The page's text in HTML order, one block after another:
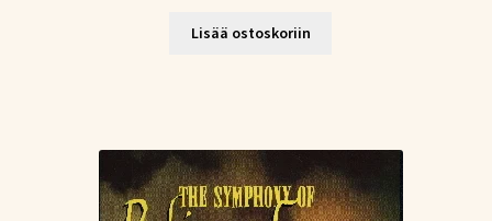
Lisää ostoskoriin